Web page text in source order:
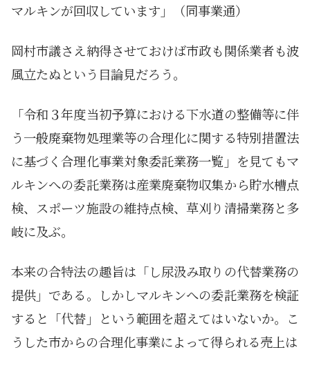
マルキンが回収しています」（同事業通）
岡村市議さえ納得させておけば市政も関係業者も波
風立たぬという目論見だろう。
「令和３年度当初予算における下水道の整備等に伴
う一般廃棄物処理業等の合理化に関する特別措置法
に基づく合理化事業対象委託業務一覧」を見てもマ
ルキンへの委託業務は産業廃棄物収集から貯水槽点
検、スポーツ施設の維持点検、草刈り清掃業務と多
岐に及ぶ。
本来の合特法の趣旨は「し尿汲み取りの代替業務の
提供」である。しかしマルキンへの委託業務を検証
すると「代替」という範囲を超えてはいないか。こ
うした市からの合理化事業によって得られる売上は